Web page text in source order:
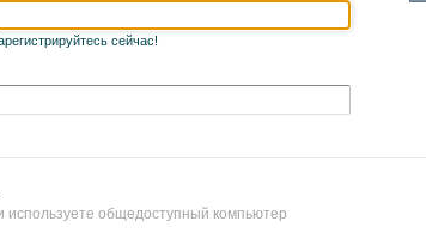
сейчас!
используете общедоступный компьютер